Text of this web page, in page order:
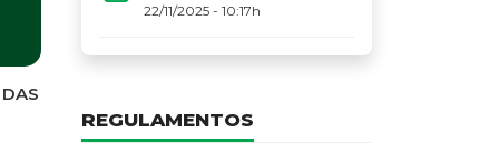
22/11/2025 - 10:17h
REGULAMENTOS